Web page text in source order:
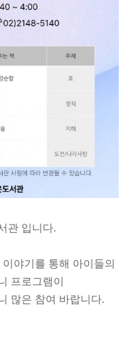
관 입니다.
야기를 통해 아이들의
프로그램이
많은 참여 바랍니다.